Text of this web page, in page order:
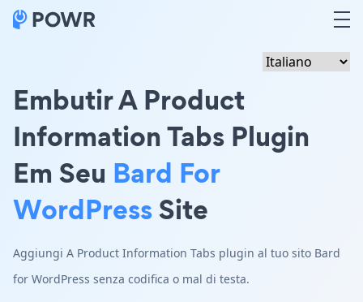
Embutir A Product
Information Tabs Plugin
Em Seu Bard For
WordPressSite
Aggiungi A Product Information Tabs plugin al tuo sito Bard
for WordPress senza codifica o mal di testa.